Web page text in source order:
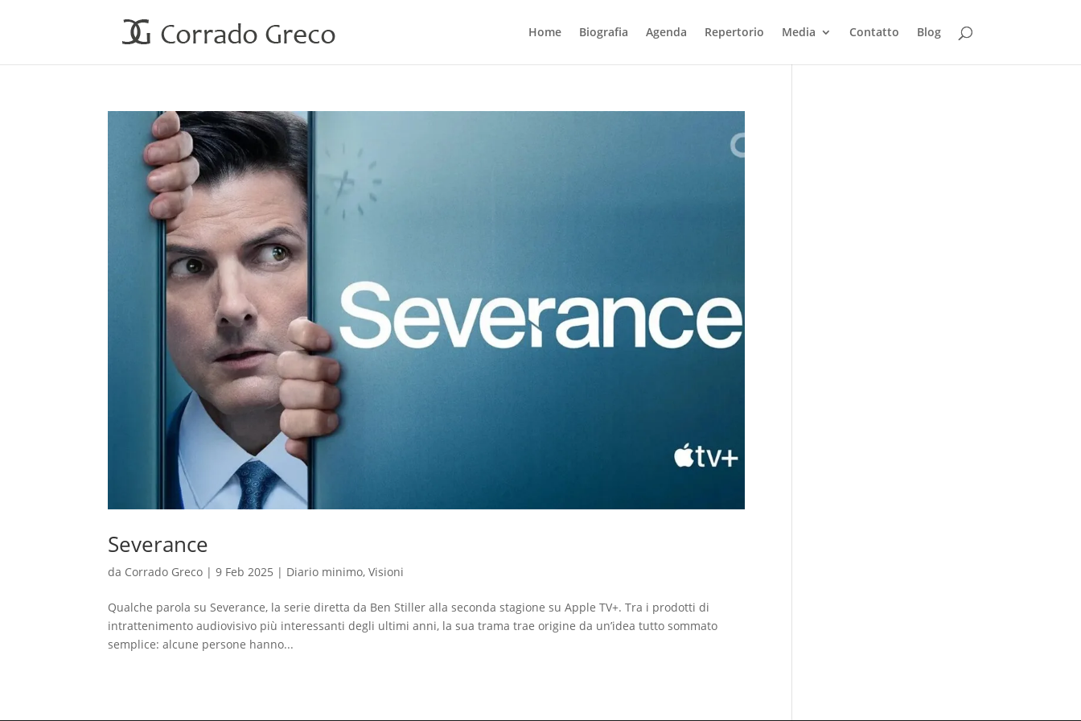
Home Biografia Agenda Repertorio Media Contatto Blog
Severance
da Corrado Greco |9 Feb 2025 | Diario minimo,Visioni
Qualche parola su Severance, la serie diretta da Ben Stiller alla seconda stagione su Apple TV+. Tra i prodotti di
intrattenimento audiovisivo più interessanti degli ultimi anni, la sua trama trae origine da un’idea tutto sommato
semplice: alcune persone hanno...